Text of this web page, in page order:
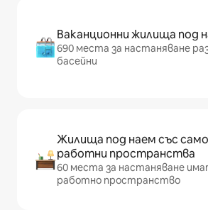
Ваканционни жилища под
690 места за настаняване
басейни
Жилища под наем със
работни пространства
60 места за настаняване
работно пространство